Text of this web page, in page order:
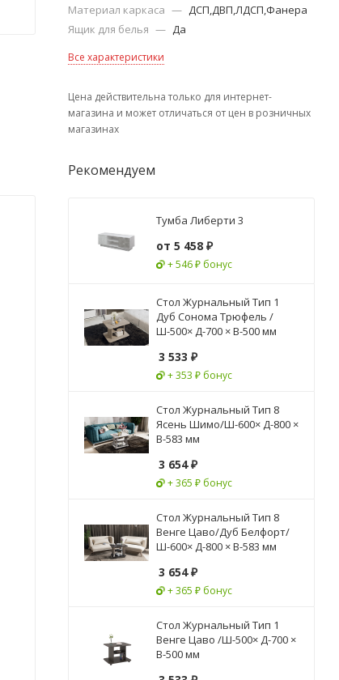
Материал каркаса — ДСП,ДВП,ЛДСП,Фанера
Ящик для белья — Да
Все характеристики
Цена действительна только для интернет-
магазина и может отличаться от цен в розничных
магазинах
Рекомендуем
Тумба Либерти 3
от 5 458 ₽
+ 546 ₽ бонус
Стол Журнальный Тип 1
Дуб Сонома Трюфель /
Ш-500× Д-700 × В-500 мм
3 533 ₽
+ 353 ₽ бонус
Стол Журнальный Тип 8
Ясень Шимо/Ш-600× Д-800 ×
В-583 мм
3 654₽
+ 365 ₽ бонус
Стол Журнальный Тип 8
Венге Цаво/Дуб Белфорт/
Ш-600× Д-800 × В-583 мм
3 654₽
+ 365 ₽ бонус
Стол Журнальный Тип 1
Венге Цаво /Ш-500× Д-700 ×
В-500 мм